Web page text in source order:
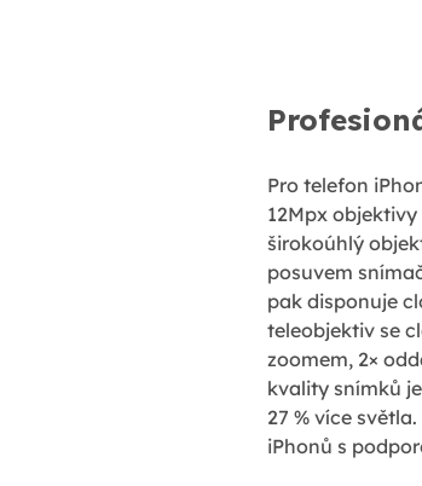
Pro telefon
12Mpx
širokoúhlý
posuvem
pak disponuje
teleobjektiv se
zoomem, 2×
kvality snímků
27 % více
iPhonů s